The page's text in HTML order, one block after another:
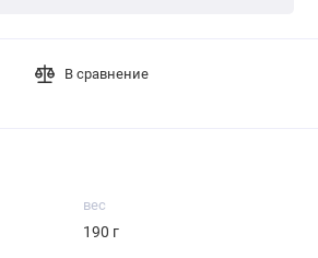
В сравнение
вес
190 г